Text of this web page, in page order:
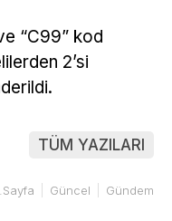
“C99” kod
2’si
TÜM YAZILARI
Güncel Gündem